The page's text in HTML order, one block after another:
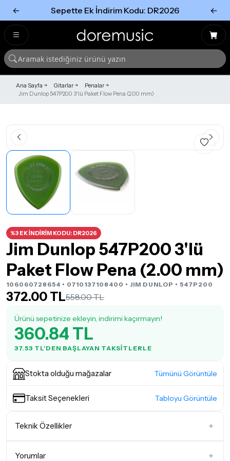
← Sepette Ek İndirim Kodu: DR2026 ←
Ana Sayfa Gitarlar
Penalar
Jim Dunlop 547P200 3'lü Paket Flow Pena (2.00 mm)
%3 EK İNDİRİM KODU: DR2026
Jim Dunlop 547P200 3'lü
Paket Flow Pena (2.00 mm)
106060728654 • 0710137108400 • JIM DUNLOP • 547P200
372.00 TL558.00 TL
Ürünü sepetinize ekleyin, indirimi kaçırmayın!
360.84 TL
37.53 TL'DEN BAŞLAYAN TAKSITLERLE
Stokta olduğu mağazalar Tümünü Görüntüle
Taksit Seçenekleri Tabloyu Görüntüle
Teknik Özellikler
Yorumlar
Tümünü Gör
Tümünü gör